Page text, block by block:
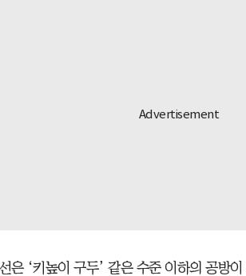
은 ‘키높이 구두’ 같은 수준 이하의 공방